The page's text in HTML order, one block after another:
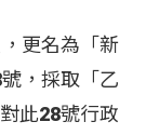
更名為「新
，採取「乙
此28號行政